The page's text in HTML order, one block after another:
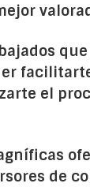
el
de